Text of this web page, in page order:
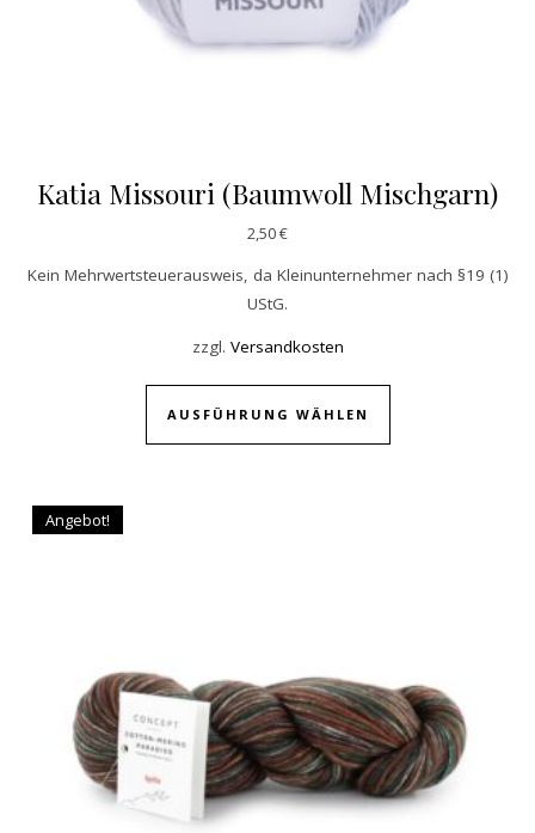
Katia Missouri (Baumwoll Mischgarn)
2,50€
Kein Mehrwertsteuerausweis, da Kleinunternehmer nach §19 (1)
UStG.
zzgl. Versandkosten
AUSFÜHRUNG WÄHLEN
Dieses Produkt
Angebot!